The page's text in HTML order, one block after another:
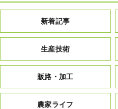
新着記事
生産技術
販路・加工
農家ライフ